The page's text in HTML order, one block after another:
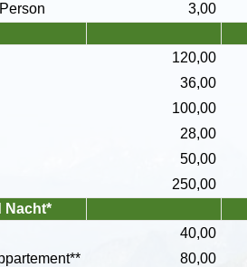
3,00
120,00
36,00
100,00
28,00
50,00
250,00
Nacht*
40,00
80,00